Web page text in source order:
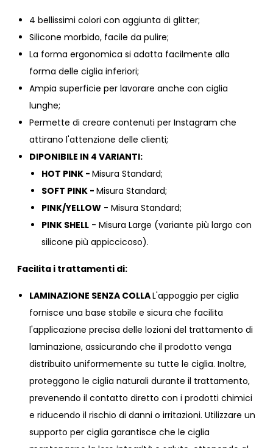
4 bellissimi colori con aggiunta di glitter;
Silicone morbido, facile da pulire;
La forma ergonomica si adatta facilmente alla
forma delle ciglia inferiori;
Ampia superficie per lavorare anche con ciglia
lunghe;
Permette di creare contenuti per Instagram che
attirano l'attenzione delle clienti;
DIPONIBILE IN 4 VARIANTI:
HOT PINK - Misura Standard;
SOFT PINK - Misura Standard;
PINK/YELLOW - Misura Standard;
PINK SHELL - Misura Large (variante più largo con
silicone più appiccicoso).
Facilita i trattamenti di:
LAMINAZIONE SENZA COLLAL'appoggio per ciglia
fornisce una base stabile e sicura che facilita
l'applicazione precisa delle lozioni del trattamento di
laminazione, assicurando che il prodotto venga
distribuito uniformemente su tutte le ciglia. Inoltre,
proteggono le ciglia naturali durante il trattamento,
prevenendo il contatto diretto con i prodotti chimici
e riducendo il rischio di danni o irritazioni. Utilizzare un
supporto per ciglia garantisce che le ciglia